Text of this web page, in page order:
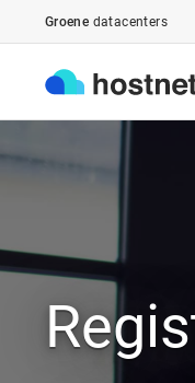
Ga naar de hoofdinhoud
Groene datacenters